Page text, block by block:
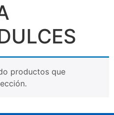
productos que